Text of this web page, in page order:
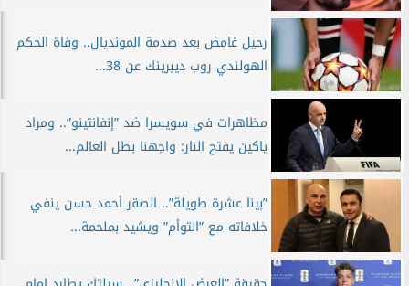
رحيل غامض بعد صدمة المونديال.. وفاة الحكم
الهولندي روب ديبرينك عن 38...
مظاهرات في سويسرا ضد ”إنفانتينو”.. ومراد
ياكين يفتح النار: واجهنا بطل العالم...
”بينا عشرة طويلة”.. الصقر أحمد حسن ينفي
خلافاته مع ”التوأم” ويشيد بملحمة...